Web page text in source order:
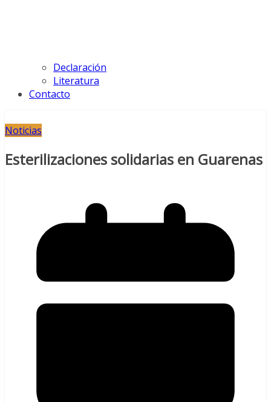
Declaración
Literatura
Contacto
Noticias
Esterilizaciones solidarias en Guarenas